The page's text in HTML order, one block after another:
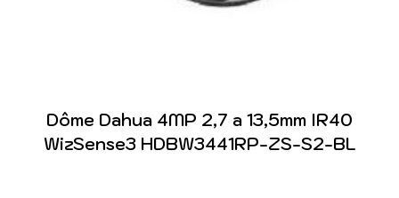
Dôme Dahua 4MP 2,7 a 13,5mm IR40
WizSense3 HDBW3441RP-ZS-S2-BL